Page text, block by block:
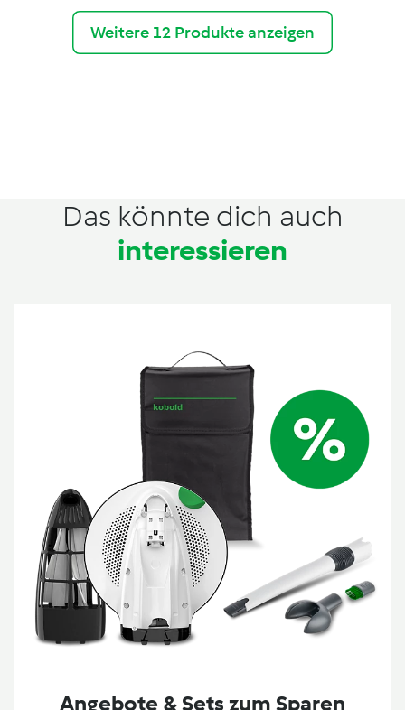
Weitere 12 Produkte anzeigen
Das könnte dich auch
interessieren
Angebote & Sets zum Sparen